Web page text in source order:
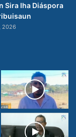
Sira Iha Diáspora
2026